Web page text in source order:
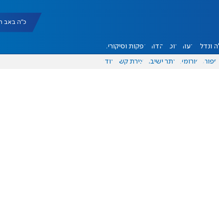
כ"ה באב תשפ"ו
ונדל"ן דעות אוכל יהדות הפקות וסיקורים
ספורט פורומים אתר ישיבה יצירת קשר עוד